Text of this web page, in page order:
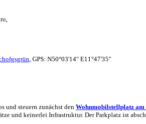
, GPS: N50°03'14" E11°47'35"
und steuern zunächst den Wohnmobilstellplatz am
und keinerlei Infrastruktur. Der Parkplatz ist